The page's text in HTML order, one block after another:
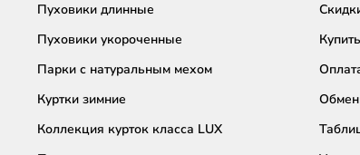
Пуховики длинные
Пуховики укороченные
Парки с натуральным мехом
Куртки зимние
Коллекция курток класса LUX
Обмен